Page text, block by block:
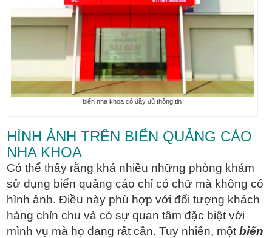
biển nha khoa có đầy đủ thông tin
HÌNH ẢNH TRÊN BIỂN QUẢNG CÁO
NHA KHOA
Có thể thấy rằng khá nhiều những phòng khám
sử dụng biển quảng cáo chỉ có chữ mà không có
hình ảnh. Điều này phù hợp với đối tượng khách
hàng chỉn chu và có sự quan tâm đặc biệt với
mình vụ mà họ đang rất cần. Tuy nhiên, một biển